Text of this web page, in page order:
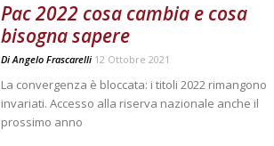
Pac 2022 cosa cambia e cosa
bisogna sapere
DiAngelo Frascarelli 12 Ottobre 2021
La convergenza è bloccata: i titoli 2022 rimangono
invariati. Accesso alla riserva nazionale anche il
prossimo anno